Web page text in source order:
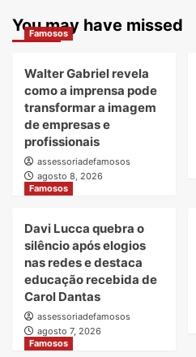
You may have missed
Famosos
Walter Gabriel revela
como a imprensa pode
transformar a imagem
de empresas e
profissionais
assessoriadefamosos
agosto 8, 2026
Famosos
Davi Lucca quebra o
silêncio após elogios
nas redes e destaca
educação recebida de
Carol Dantas
assessoriadefamosos
agosto 7, 2026
Famosos